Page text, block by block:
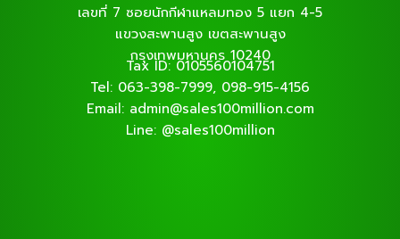
เลขที่ 7 ซอยนักกีฬาแหลมทอง 5 แยก 4-5
แขวงสะพานสูง เขตสะพานสูง
กรุงเทพมหานคร 10240
Tax ID: 0105560104751
Tel: 063-398-7999, 098-915-4156
Email: admin@sales100million.com
Line: @sales100million